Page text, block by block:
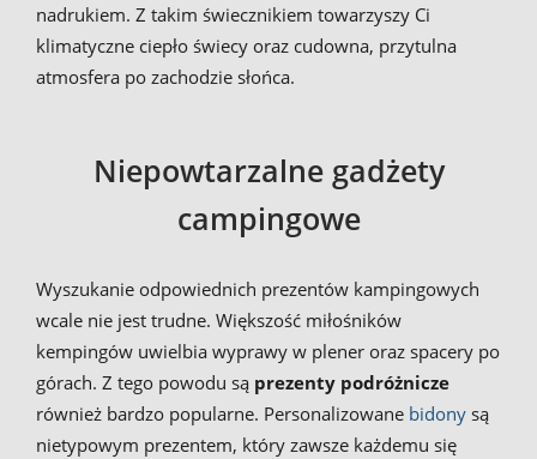
nadrukiem. Z takim świecznikiem towarzyszy Ci
klimatyczne ciepło świecy oraz cudowna, przytulna
atmosfera po zachodzie słońca.
Niepowtarzalne gadżety
campingowe
Wyszukanie odpowiednich prezentów kampingowych
wcale nie jest trudne. Większość miłośników
kempingów uwielbia wyprawy w plener oraz spacery po
górach. Z tego powodu są prezenty podróżnicze
również bardzo popularne. Personalizowane bidony są
nietypowym prezentem, który zawsze każdemu się